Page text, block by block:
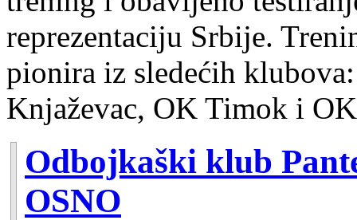
reprezentaciju Srbije.
pionira iz sledećih
Knjaževac, OK Timok i
Odbojkaški klub
OSNO